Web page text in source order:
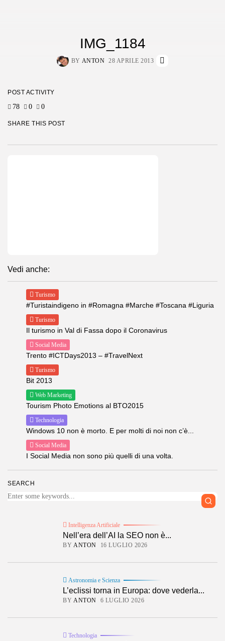
IMG_1184
BY ANTON 28 APRILE 2013
SEARCH
Intelligenza Artificiale
Nell’era dell’AI la SEO non è...
BY ANTON 16 LUGLIO 2026
Astronomia e Scienza
L’eclissi torna in Europa: dove vederla...
BY ANTON 6 LUGLIO 2026
Technologia
Vedi anche:
Turismo
#Turistaindigeno in #Romagna #Marche #Toscana #Liguria
Turismo
Il turismo in Val di Fassa dopo il Coronavirus
Social Media
Trento #ICTDays2013 – #TravelNext
Turismo
Bit 2013
Web Marketing
Tourism Photo Emotions al BTO2015
Technologia
Windows 10 non è morto. E per molti di noi non c’è...
Social Media
I Social Media non sono più quelli di una volta.
POST ACTIVITY
78 0 0
SHARE THIS POST